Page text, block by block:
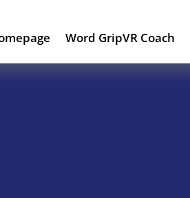
Word GripVR Coach